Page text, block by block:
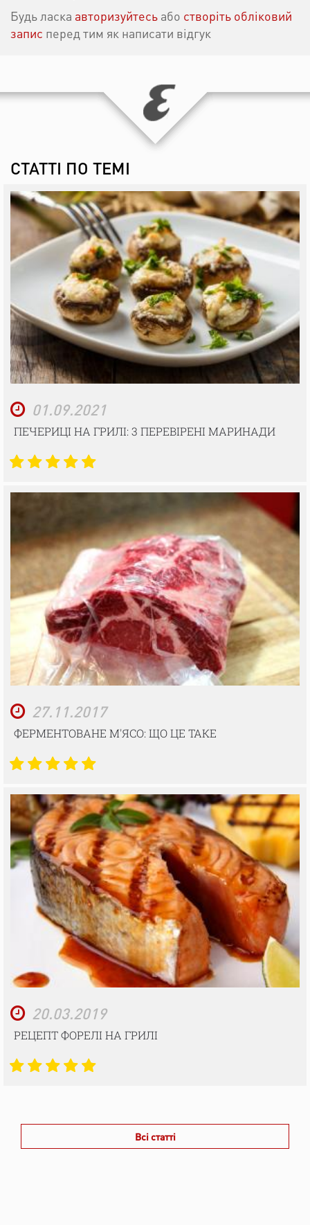
Будь ласка авторизуйтесь або створіть обліковий
запис перед тим як написати відгук
СТАТТІ ПО ТЕМІ
01.09.2021
ПЕЧЕРИЦІ НА ГРИЛІ: 3 ПЕРЕВІРЕНІ МАРИНАДИ
27.11.2017
ФЕРМЕНТОВАНЕ М'ЯСО: ЩО ЦЕ ТАКЕ
20.03.2019
РЕЦЕПТ ФОРЕЛІ НА ГРИЛІ
Всі статті